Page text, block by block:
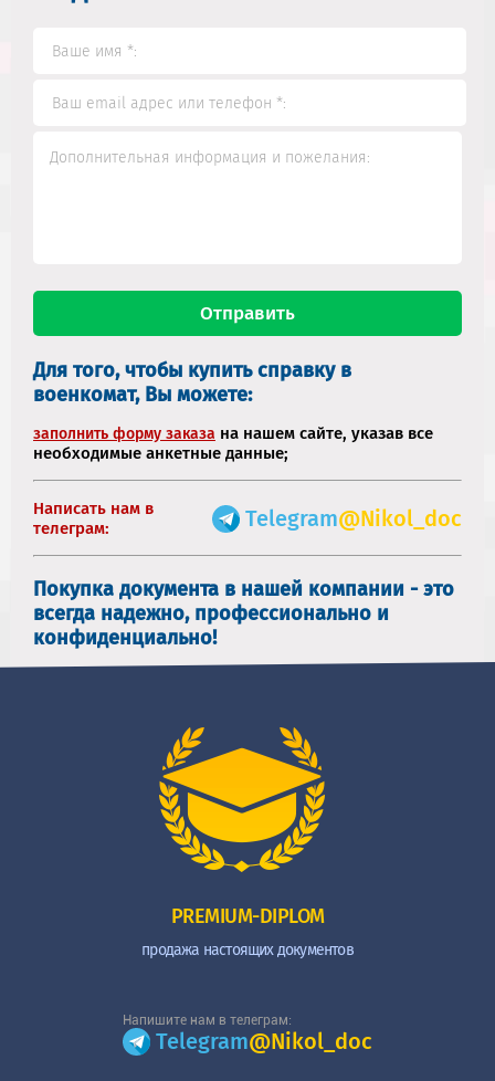
Для того, чтобы купить справку в
военкомат, Вы можете:
заполнить форму заказа на нашем сайте, указав все
необходимые анкетные данные;
Написать нам в
телеграм:
Telegram@Nikol_doc
Покупка документа в нашей компании - это
всегда надежно, профессионально и
конфиденциально!
PREMIUM-DIPLOM
продажа настоящих документов
Напишите нам в телеграм:
Telegram@Nikol_doc